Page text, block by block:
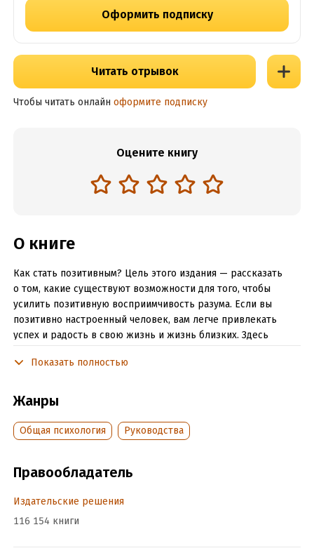
Оформить подписку
Читать отрывок
Чтобы читать онлайн оформите подписку
Оцените книгу
О книге
Как стать позитивным? Цель этого издания — рассказать
о том, какие существуют возможности для того, чтобы
усилить позитивную восприимчивость разума. Если вы
позитивно настроенный человек, вам легче привлекать
успех и радость в свою жизнь и жизнь близких. Здесь
позитивно и повысить уровень собственной жизненной
Подробная информация
Год издания:
Дата поступления:
ISBN (EAN):9785449011510
Время на чтение:
Показать полностью
Жанры
Общая психология Руководства
Правообладатель
Издательские решения
116 154 книги